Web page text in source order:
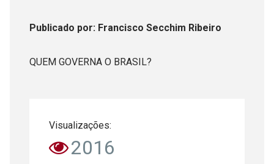
Publicado por: Francisco Secchim Ribeiro
QUEM GOVERNA O BRASIL?
Visualizações:
2016